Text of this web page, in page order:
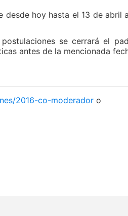
desde hoy hasta el 13 de
se cerrará el
antes de la mencionada
2016-co-moderador o